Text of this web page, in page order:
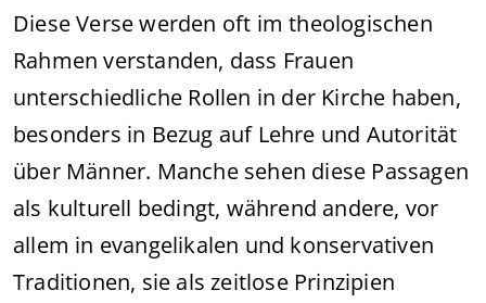
Diese Verse werden oft im theologischen
Rahmen verstanden, dass Frauen
unterschiedliche Rollen in der Kirche haben,
besonders in Bezug auf Lehre und Autorität
über Männer. Manche sehen diese Passagen
als kulturell bedingt, während andere, vor
allem in evangelikalen und konservativen
Traditionen, sie als zeitlose Prinzipien